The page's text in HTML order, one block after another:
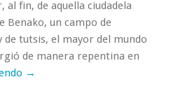
al fin, de aquella ciudadela
Benako, un campo de
de tutsis, el mayor del mundo
de manera repentina en
→